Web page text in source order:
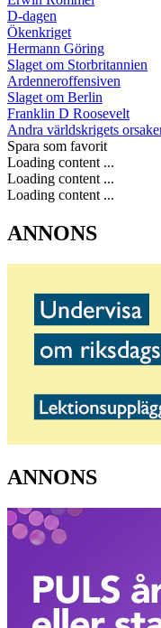
D-dagen
Ökenkriget
Hermann Göring
Slaget om Storbritannien
Ardenneroffensiven
Slaget om Berlin
Franklin D Roosevelt
Andra världskrigets
Spara som favorit
Loading content ...
Loading content ...
Loading content ...
ANNONS
ANNONS